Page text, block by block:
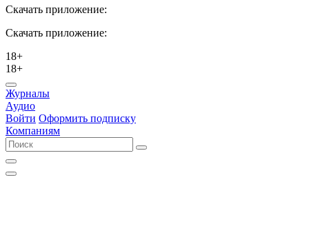
Скачать приложение:
Скачать приложение:
18+
18+
Журналы
Аудио
Войти Оформить подписку
Компаниям